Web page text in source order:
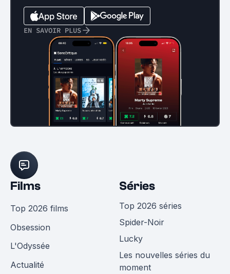
EN SAVOIR PLUS
Films
Top 2026 films
Obsession
L'Odyssée
Actualité
Séries
Top 2026 séries
Spider-Noir
Lucky
Les nouvelles séries du
moment